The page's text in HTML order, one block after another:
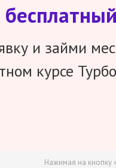
и займи
курсе
Нажимая на кнопку